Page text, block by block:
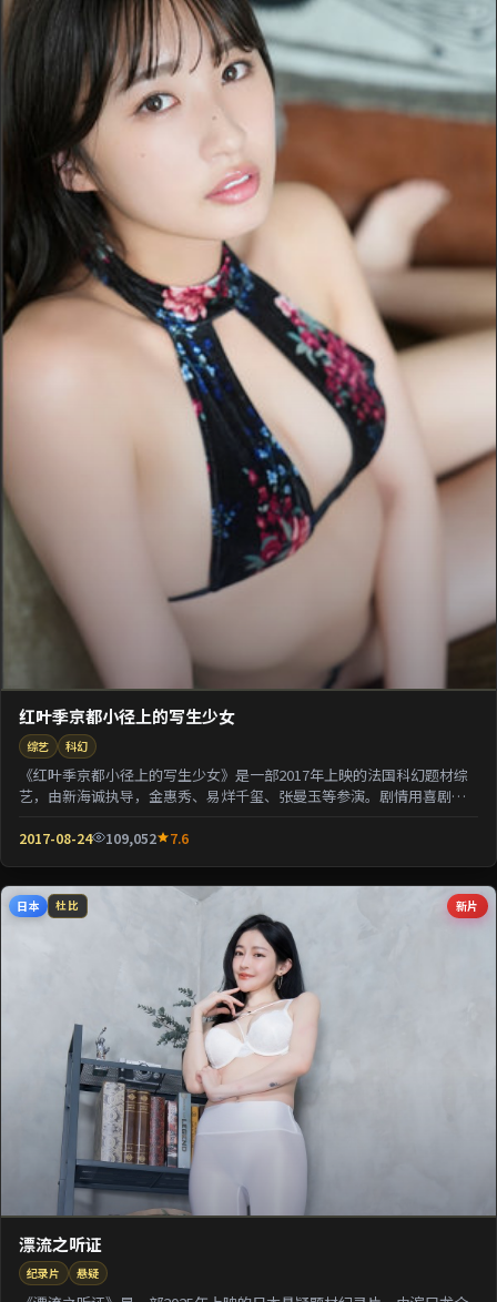
红叶季京都小径上的写生少女
综艺 科幻
《红叶季京都小径上的写生少女》是一部2017年上映的法国科幻题材综
艺，由新海诚执导，金惠秀、易烊千玺、张曼玉等参演。剧情用喜剧外
2017-08-24 109,052 7.6
新片
日本 杜比
漂流之听证
纪录片 悬疑